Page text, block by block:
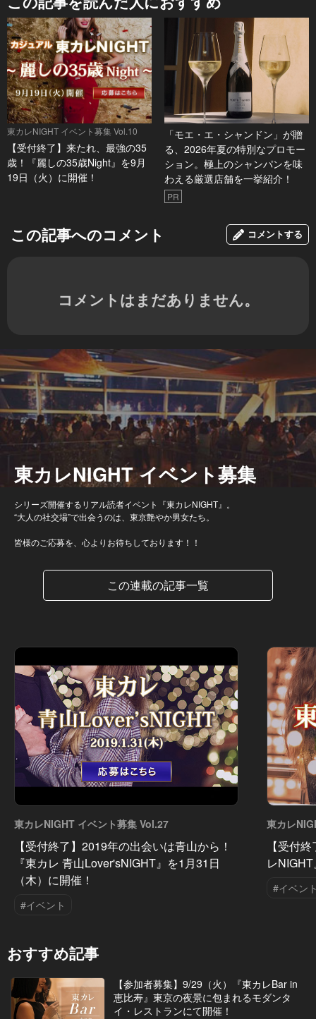
東カレNIGHT イベント募集 Vol.10
【受付終了】来たれ、最強の35
歳！『麗しの35歳Night』を9月
19日（火）に開催！
「モエ・エ・シャンドン」が贈
る、2026年夏の特別なプロモー
ション。極上のシャンパンを味
わえる厳選店舗を一挙紹介！
PR
この記事へのコメント コメントする
コメントはまだありません。
東カレNIGHT イベント募集
シリーズ開催するリアル読者イベント『東カレNIGHT』。
“大人の社交場”で出会うのは、東京艶やか男女たち。
皆様のご応募を、心よりお待ちしております！！
この連載の記事一覧
東カレNIGHT イベント募集 Vol.27
【受付終了】2019年の出会いは青山から！
『東カレ 青山Lover'sNIGHT』を1月31日
（木）に開催！
#イベント
東カレ
【受付
レ
#イベン
おすすめ記事
【参加者募集】9/29（火）『東カレBar in
恵比寿』東京の夜景に包まれるモダンタ
イ・レストランにて開催！